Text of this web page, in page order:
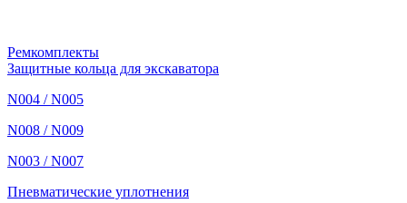
Ремкомплекты
Защитные кольца для экскаватора
N004 / N005
N008 / N009
N003 / N007
Пневматические уплотнения